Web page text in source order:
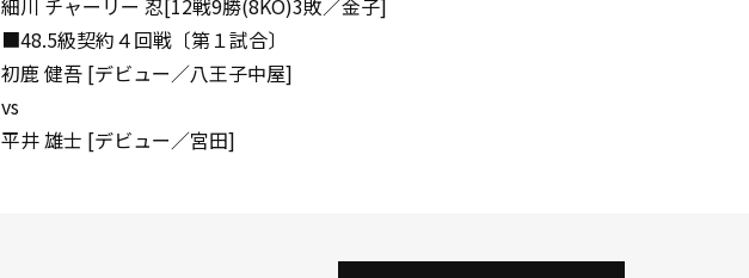
細川 チャーリー 忍[12戦9勝(8KO)3敗／金子]
■48.5級契約４回戦〔第１試合〕
初鹿 健吾 [デビュー／八王子中屋]
vs
平井 雄士 [デビュー／宮田]